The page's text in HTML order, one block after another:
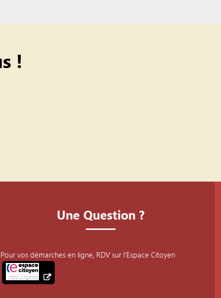
!
Une Question ?
Pour vos démarches en ligne, RDV sur l'Espace Citoyen :